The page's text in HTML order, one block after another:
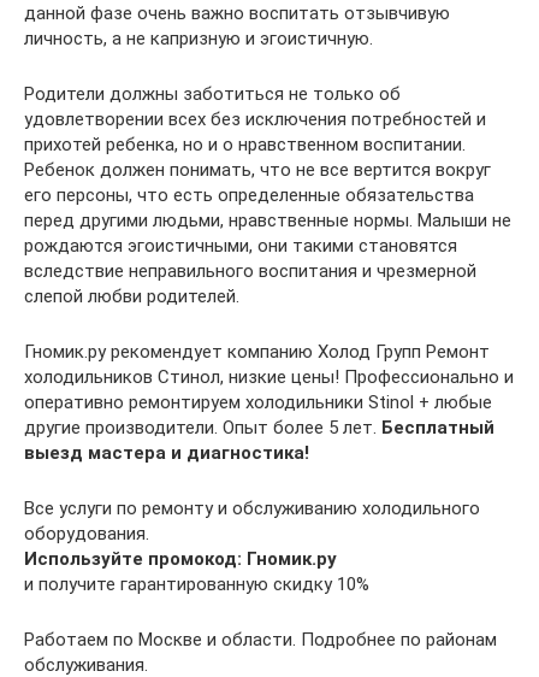
данной фазе очень важно воспитать отзывчивую
личность, а не капризную и эгоистичную.
Родители должны заботиться не только об
удовлетворении всех без исключения потребностей и
прихотей ребенка, но и о нравственном воспитании.
Ребенок должен понимать, что не все вертится вокруг
его персоны, что есть определенные обязательства
перед другими людьми, нравственные нормы. Малыши не
рождаются эгоистичными, они такими становятся
вследствие неправильного воспитания и чрезмерной
слепой любви родителей.
Гномик.ру рекомендует компанию Холод Групп Ремонт
холодильников Стинол, низкие цены! Профессионально и
оперативно ремонтируем холодильники Stinol + любые
другие производители. Опыт более 5 лет. Бесплатный
выезд мастера и диагностика!
Все услуги по ремонту и обслуживанию холодильного
оборудования.
Используйте промокод: Гномик.ру
и получите гарантированную скидку 10%
Работаем по Москве и области. Подробнее по районам
обслуживания.